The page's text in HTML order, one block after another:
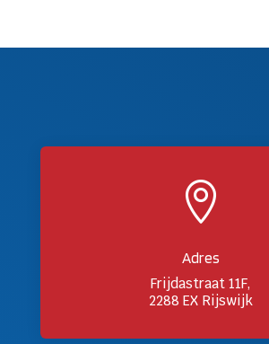

Adres
Frijdastraat 11F,
2288 EX Rijswijk